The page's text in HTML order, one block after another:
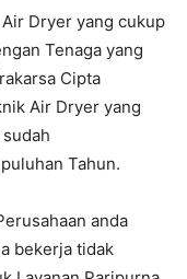
Dryer yang cukup
Tenaga yang
Cipta
Air Dryer yang
Tahun.
anda
bekerja tidak